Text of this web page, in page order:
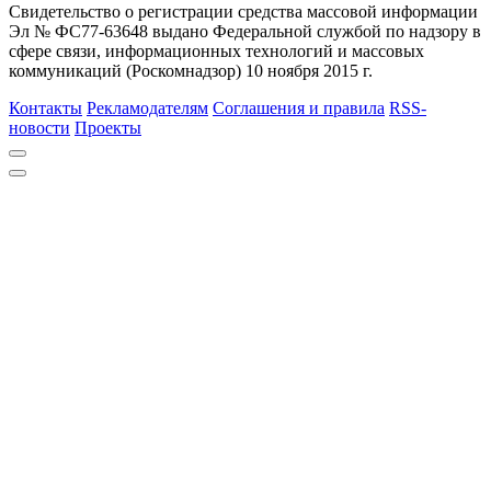
Свидетельство о регистрации средства массовой информации
Эл № ФС77-63648 выдано Федеральной службой по надзору в
сфере связи, информационных технологий и массовых
коммуникаций (Роскомнадзор) 10 ноября 2015 г.
Контакты Рекламодателям Соглашения и правила RSS-
новости Проекты